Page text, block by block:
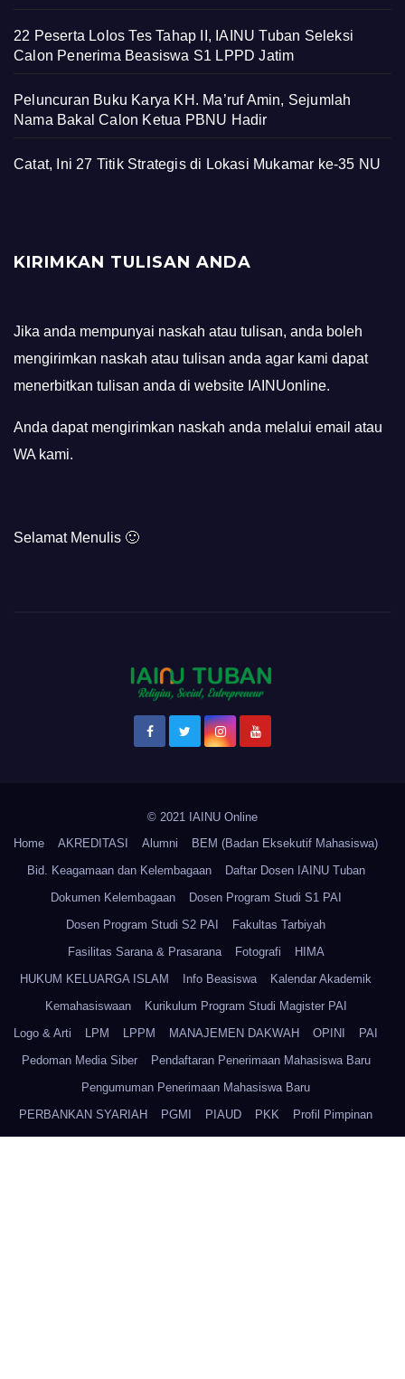
22 Peserta Lolos Tes Tahap II, IAINU Tuban Seleksi
Calon Penerima Beasiswa S1 LPPD Jatim
Peluncuran Buku Karya KH. Ma’ruf Amin, Sejumlah
Nama Bakal Calon Ketua PBNU Hadir
Catat, Ini 27 Titik Strategis di Lokasi Mukamar ke-35 NU
KIRIMKAN TULISAN ANDA
Jika anda mempunyai naskah atau tulisan, anda boleh
mengirimkan naskah atau tulisan anda agar kami dapat
menerbitkan tulisan anda di website IAINUonline.
Anda dapat mengirimkan naskah anda melalui email atau
WA kami.
Selamat Menulis 🙂
© 2021 IAINU Online
Home
AKREDITASI Alumni
BEM (Badan Eksekutif Mahasiswa)
Bid. Keagamaan dan Kelembagaan
Daftar Dosen IAINU Tuban
Dokumen Kelembagaan
Dosen Program Studi S1 PAI
Dosen Program Studi S2 PAI
Fakultas Tarbiyah
Fasilitas Sarana & Prasarana
Fotografi
HIMA
HUKUM KELUARGA ISLAM
Info Beasiswa
Kalendar Akademik
Kemahasiswaan
Kurikulum Program Studi Magister PAI
Logo & Arti
LPM LPPM MANAJEMEN DAKWAH OPINI
PAI
Pedoman Media Siber
Pendaftaran Penerimaan Mahasiswa Baru
Pengumuman Penerimaan Mahasiswa Baru
PERBANKAN SYARIAH
PGMI PIAUD PKK
Profil Pimpinan